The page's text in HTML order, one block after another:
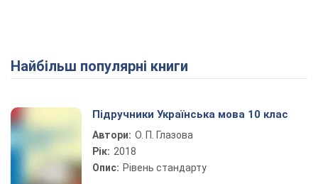
Play Video
Найбільш популярні книги
Підручники Українська мова 10 клас
Автори: О. П. Глазова
Рік: 2018
Опис: Рівень стандарту